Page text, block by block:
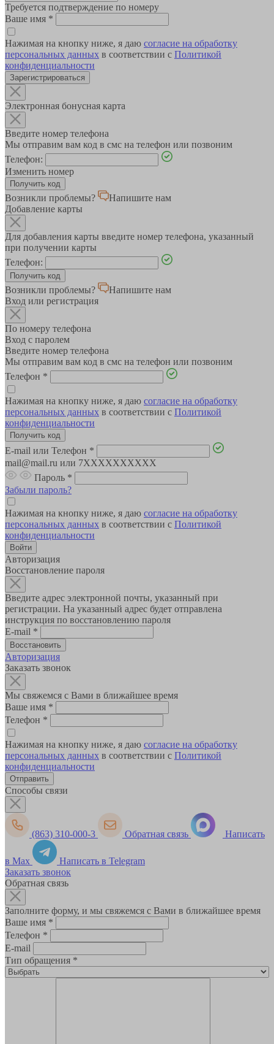
Требуется подтверждение по номеру
Ваше имя *
Нажимая на кнопку ниже, я даю согласие на обработку
персональных данных в соответствии с Политикой
конфиденциальности
Зарегистрироваться
Электронная бонусная карта
Введите номер телефона
Мы отправим вам код в смс на телефон или позвоним
Телефон:
Изменить номер
Возникли проблемы?
Напишите нам
Добавление карты
Для добавления карты введите номер телефона, указанный
при получении карты
Телефон:
Возникли проблемы?
Напишите нам
Вход или регистрация
По номеру телефона
Вход с паролем
Введите номер телефона
Мы отправим вам код в смс на телефон или позвоним
Телефон *
Нажимая на кнопку ниже, я даю согласие на обработку
персональных данных в соответствии с Политикой
конфиденциальности
E-mail или Телефон *
mail@mail.ru или 7XXXXXXXXXX
Пароль *
Забыли пароль?
Нажимая на кнопку ниже, я даю согласие на обработку
персональных данных в соответствии с Политикой
конфиденциальности
Авторизация
Восстановление пароля
Введите адрес электронной почты, указанный при
регистрации. На указанный адрес будет отправлена
инструкция по восстановлению пароля
E-mail *
Авторизация
Заказать звонок
Мы свяжемся с Вами в ближайшее время
Ваше имя *
Телефон *
Нажимая на кнопку ниже, я даю согласие на обработку
персональных данных в соответствии с Политикой
конфиденциальности
Способы связи
(863) 310-000-3 Обратная связь Написать
в Max
Написать в Telegram
Заказать звонок
Обратная связь
Заполните форму, и мы свяжемся с Вами в ближайшее время
Ваше имя *
Телефон *
E-mail
Тип обращения *